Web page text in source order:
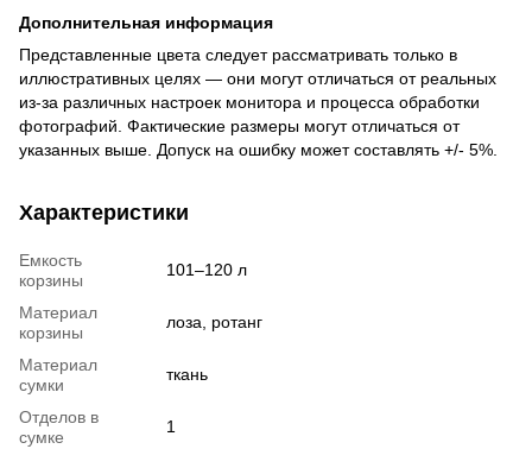
Дополнительная информация
Представленные цвета следует рассматривать только в
иллюстративных целях — они могут отличаться от реальных
из-за различных настроек монитора и процесса обработки
фотографий. Фактические размеры могут отличаться от
указанных выше. Допуск на ошибку может составлять +/- 5%.
Характеристики
Емкость
корзины
101–120 л
Материал
корзины
лоза, ротанг
Материал
сумки
ткань
Отделов в
сумке
1